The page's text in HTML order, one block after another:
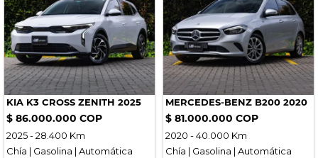
KIA K3 CROSS ZENITH 2025
$ 86.000.000 COP
2025 - 28.400 Km
Chía | Gasolina | Automática
MERCEDES-BENZ B200 2020
$ 81.000.000 COP
2020 - 40.000 Km
Chía | Gasolina | Automática